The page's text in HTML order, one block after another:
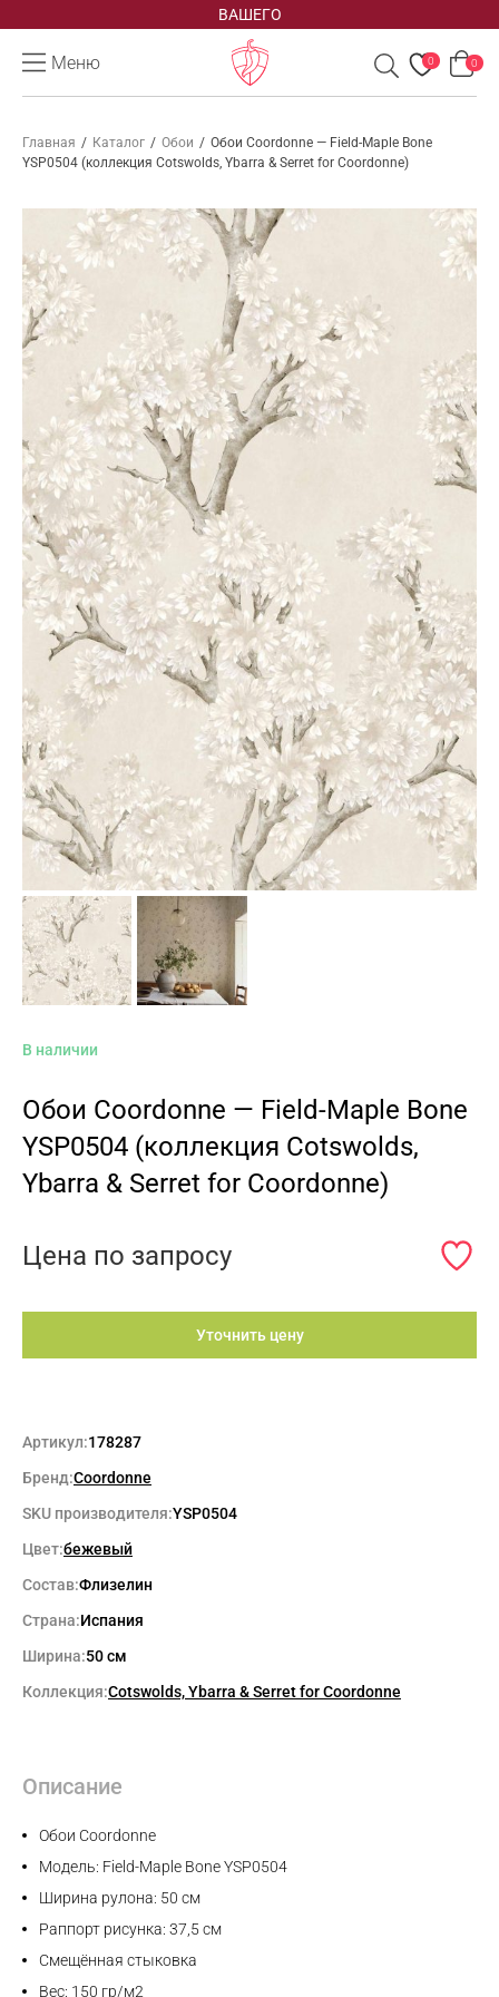
ВАШЕГО
Меню 0 0
Главная / Каталог / Обои / Обои Coordonne — Field-Maple Bone
YSP0504 (коллекция Cotswolds, Ybarra & Serret for Coordonne)
В наличии
Обои Coordonne — Field-Maple Bone
YSP0504 (коллекция Cotswolds,
Ybarra & Serret for Coordonne)
Цена по запросу
Уточнить цену
Артикул:178287
Бренд:Coordonne
SKU производителя:YSP0504
Цвет:бежевый
Состав:Флизелин
Страна:Испания
Ширина:50 см
Коллекция:Cotswolds, Ybarra & Serret for Coordonne
Описание
Обои Coordonne
Модель: Field-Maple Bone YSP0504
Ширина рулона: 50 см
Раппорт рисунка: 37,5 см
Смещённая стыковка
Вес: 150 гр/м2